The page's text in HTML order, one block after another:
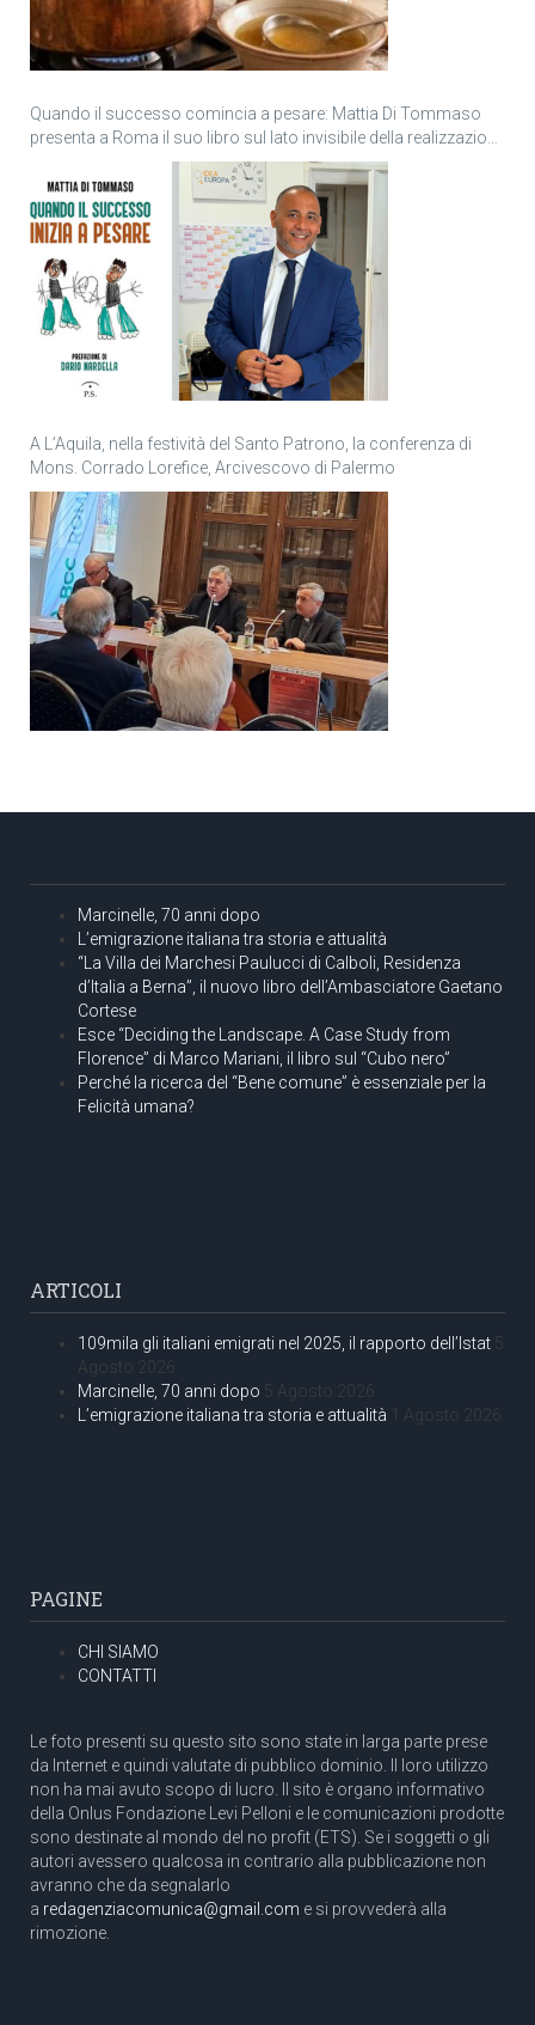
Quando il successo comincia a pesare: Mattia Di Tommaso
presenta a Roma il suo libro sul lato invisibile della realizzazione
A L’Aquila, nella festività del Santo Patrono, la conferenza di
Mons. Corrado Lorefice, Arcivescovo di Palermo
Marcinelle, 70 anni dopo
L’emigrazione italiana tra storia e attualità
“La Villa dei Marchesi Paulucci di Calboli, Residenza
d’Italia a Berna”, il nuovo libro dell’Ambasciatore Gaetano
Cortese
Esce “Deciding the Landscape. A Case Study from
Florence” di Marco Mariani, il libro sul “Cubo nero”
Perché la ricerca del “Bene comune” è essenziale per la
Felicità umana?
ARTICOLI
109mila gli italiani emigrati nel 2025, il rapporto dell’Istat 5
Agosto 2026
Marcinelle, 70 anni dopo 5 Agosto 2026
L’emigrazione italiana tra storia e attualità 1 Agosto 2026
PAGINE
CHI SIAMO
CONTATTI
Le foto presenti su questo sito sono state in larga parte prese
da Internet e quindi valutate di pubblico dominio. Il loro utilizzo
non ha mai avuto scopo di lucro. Il sito è organo informativo
della Onlus Fondazione Levi Pelloni e le comunicazioni prodotte
sono destinate al mondo del no profit (ETS). Se i soggetti o gli
autori avessero qualcosa in contrario alla pubblicazione non
avranno che da segnalarlo
a redagenziacomunica@gmail.com e si provvederà alla
rimozione.